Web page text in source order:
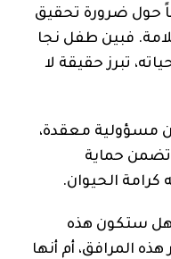
حول ضرورة تحقيق
فبين طفل نجا
تبرز حقيقة لا
مسؤولية معقدة،
تضمن حماية
كرامة الحيوان.
هل ستكون هذه
المرافق، أم أنها